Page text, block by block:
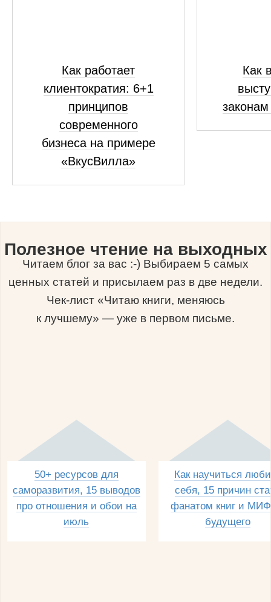
Как работает
клиентократия: 6+1
принципов
современного
бизнеса на примере
«ВкусВилла»
Как
Полезное чтение на выходных
Читаем блог за вас :-) Выбираем 5 самых
ценных статей и присылаем раз в две недели.
Чек-лист «Читаю книги, меняюсь
к лучшему» — уже в первом письме.
50+ ресурсов для
саморазвития, 15 выводов
про отношения и обои на
июль
Как научиться
себя, 15 причин
фанатом книг и
будущего